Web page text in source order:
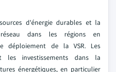
d'énergie durables et la
dans les régions en
déploiement de la VSR. Les
les investissements dans la
énergétiques, en particulier